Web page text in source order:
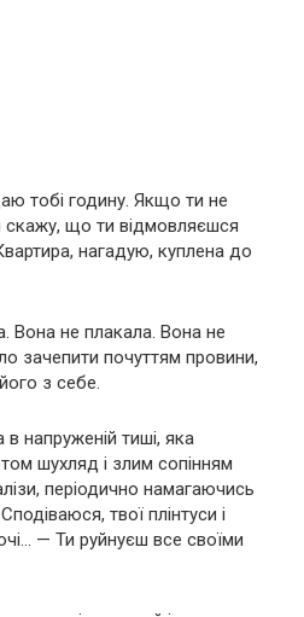
тобі годину. Якщо ти не
скажу, що ти відмовляєшся
нагадую, куплена до
Вона не плакала. Вона не
зачепити почуттям провини,
з себе.
напруженій тиші, яка
шухляд і злим сопінням
періодично намагаючись
твої плінтуси і
— Ти руйнуєш все своїми